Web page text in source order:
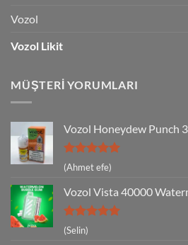
Vozol
Vozol Likit
MÜŞTERI YORUMLARI
Vozol Honeydew Punch
5 üzerinden
5
(Ahmet efe)
Vozol Vista 40000
5 üzerinden
5
oy aldı
(Selin)